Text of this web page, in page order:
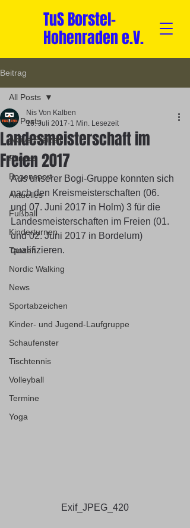
TuS Borstel-
Hohenraden e.V.
Beitrag
All Posts
Aktive Freizeit
Fitness
Bogensport
Aktuelles
Fußball
Kinderturnen
Tanzen
Nordic Walking
News
Sportabzeichen
Kinder- und Jugend-Laufgruppe
Schaufenster
Tischtennis
Volleyball
Termine
Yoga
All Posts
Landesmeisterschaft im
Freien 2017
Nis Von Kalben
16. Juli 2017 1 Min. Lesezeit
Aus unserer Bogi-Gruppe konnten sich
nach den Kreismeisterschaften (06.
und 07. Juni 2017 in Holm) 3 für die
Landesmeisterschaften im Freien (01.
und 02. Juni 2017 in Bordelum)
qualifizieren.
Exif_JPEG_420